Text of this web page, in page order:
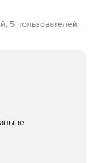
5 пользователей.